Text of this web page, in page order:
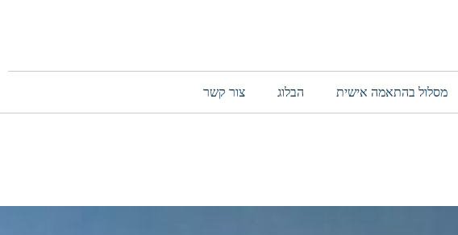
מסלול בהתאמה אישית הבלוג צור קשר